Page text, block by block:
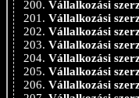
Vállalkozási
Vállalkozási
Vállalkozási
Vállalkozási
Vállalkozási
Vállalkozási
Vállalkozási